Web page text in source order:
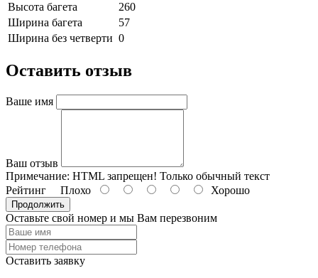
Высота багета
260
Ширина багета
57
Ширина без четверти 0
Оставить отзыв
Ваше имя
Ваш отзыв
Примечание: HTML запрещен! Только обычный текст
Рейтинг Плохо Хорошо
Продолжить
Оставьте свой номер и мы Вам перезвоним
Оставить заявку